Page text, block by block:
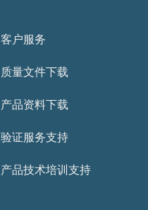
客户服务
质量文件下载
产品资料下载
验证服务支持
产品技术培训支持